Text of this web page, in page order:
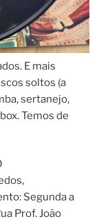
E mais
soltos (a
sertanejo,
Temos de
Segunda a
Prof. João